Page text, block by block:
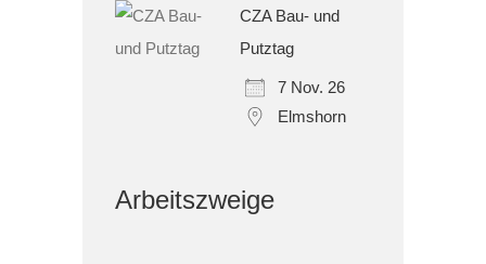
CZA Bau- und
Putztag
7 Nov. 26
Elmshorn
Arbeitszweige